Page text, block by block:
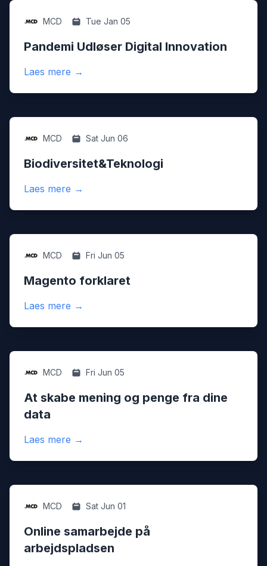
DigitalMCD Tue Jan 05
Pandemi Udløser Digital Innovation
Laes mere Pandemi Udløser Digital Innovation
→
DigitalMCD Sat Jun 06
Biodiversitet&Teknologi
Laes mere Biodiversitet&Teknologi
→
DigitalMCD Fri Jun 05
Magento forklaret
Laes mere Magento forklaret
→
DigitalMCD Fri Jun 05
At skabe mening og penge fra dine
data
Laes mere At skabe mening og penge fra dine data
→
DigitalMCD Sat Jun 01
Online samarbejde på
arbejdspladsen